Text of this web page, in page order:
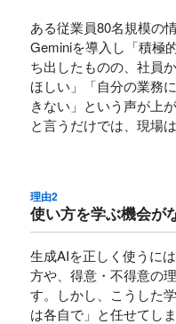
ある従業員80名規模の
Geminiを導入し「積極
ち出したものの、社員
ほしい」「自分の業務
きない」という声が上
と言うだけでは、現場
理由2
使い方を学ぶ機会が
生成AIを正しく使うに
方や、得意・不得意の
す。しかし、こうした
は各自で」と任せてし